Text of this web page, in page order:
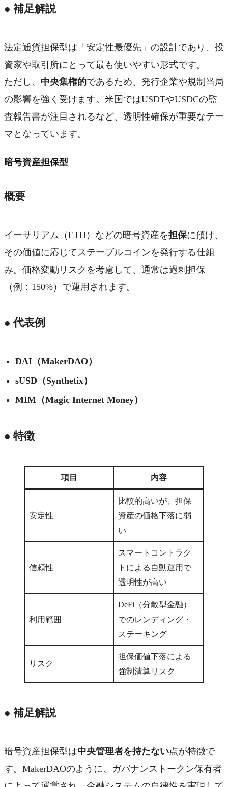
● 補足解説
法定通貨担保型は「安定性最優先」の設計であり、投
資家や取引所にとって最も使いやすい形式です。
ただし、 中央集権的であるため、発行企業や規制当局
の影響を強く受けます。米国ではUSDTやUSDCの監
査報告書が注目されるなど、透明性確保が重要なテー
マとなっています。
暗号資産担保型
概要
イーサリアム（ETH）などの暗号資産を担保に預け、
その価値に応じてステーブルコインを発行する仕組
み。価格変動リスクを考慮して、通常は過剰担保
（例：150%）で運用されます。
● 代表例
DAI（MakerDAO）
sUSD（Synthetix）
MIM（Magic Internet Money）
● 特徴
項目 内容
安定性
比較的高いが、担保
資産の価格下落に弱
い
信頼性
スマートコントラク
トによる自動運用で
透明性が高い
利用範囲
DeFi（分散型金融）
でのレンディング・
ステーキング
リスク
担保価値下落による
強制清算リスク
● 補足解説
暗号資産担保型は中央管理者を持たない点が特徴で
す。MakerDAOのように、ガバナンストークン保有者